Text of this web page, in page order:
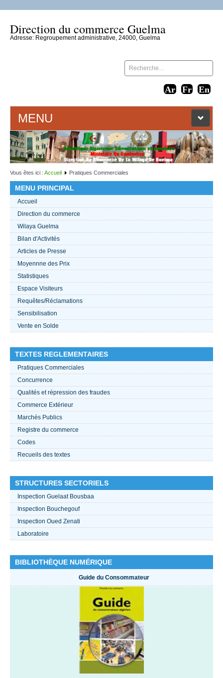
Direction du commerce Guelma
Adresse: Regroupement administrative, 24000, Guelma
MENU
ACCUEIL
LIENS WEB
CONTACT
TEXTES 2021
ACTUALITÉS 2021
????
Vous êtes ici : Accueil Pratiques Commerciales
MENU PRINCIPAL
Accueil
Direction du commerce
Wilaya Guelma
Bilan d'Activités
Articles de Presse
Moyennne des Prix
Statistiques
Espace Visiteurs
Requêtes/Réclamations
Sensibilisation
Vente en Solde
TEXTES REGLEMENTAIRES
Pratiques Commerciales
Concurrence
Qualités et répression des fraudes
Commerce Extérieur
Marchés Publics
Registre du commerce
Codes
Recueils des textes
STRUCTURES SECTORIELS
Inspection Guelaat Bousbaa
Inspection Bouchegouf
Inspection Oued Zenati
Laboratoire
BIBLIOTHÈQUE NUMÉRIQUE
Guide du Consommateur